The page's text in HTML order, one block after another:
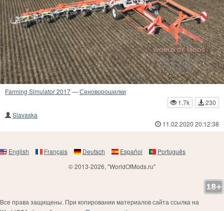
Farming Simulator 2017—Сеноворошилки
1.7k
230
Slavaska
11.02.2020 20:12:38
English Français Deutsch Español
Português
© 2013-2026, "WorldOfMods.ru"
Все права защищены. При копировании материалов сайта ссылка на